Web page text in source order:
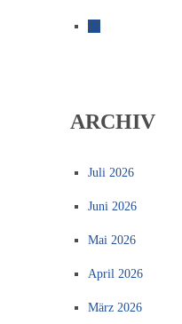
17
ARCHIV
Juli 2026
Juni 2026
Mai 2026
April 2026
März 2026